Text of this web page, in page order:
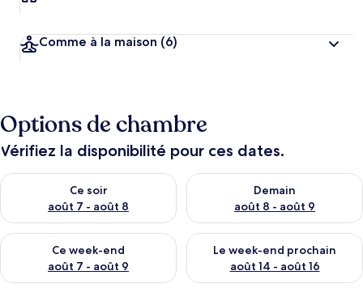
Comme à la maison (6)
Options de chambre
Vérifiez la disponibilité pour ces dates.
Ce soir
août 7 - août 8
Vérifier la disponibilité pour ce soir août 7 - août 8
Demain
août 8 - août 9
Vérifier la disponibilité pour
Ce week-end
août 7 - août 9
Vérifier la disponibilité pour ce week-end août 7 - août 9
Le week-end prochain
août 14 - août 16
Vérifier la disponibilité pour